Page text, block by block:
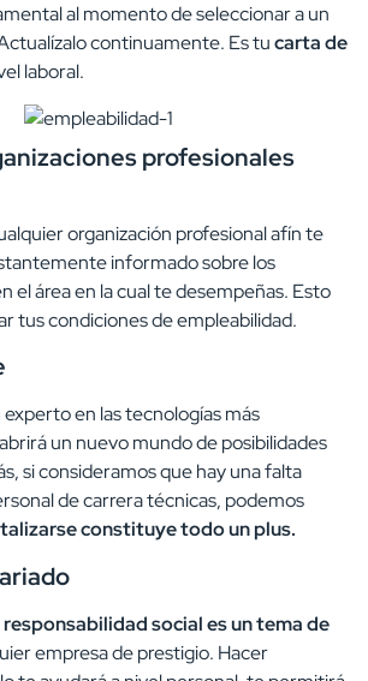
al momento de seleccionar a un
continuamente. Es tucarta de
laboral.
profesionales
organización profesional afín te
informado sobre los
el área en la cual te desempeñas. Esto
tus condiciones de empleabilidad.
en las tecnologías más
un nuevo mundo de posibilidades
si consideramos que hay una falta
de carrera técnicas, podemos
constituye todo un plus.
responsabilidad social es un tema de
empresa de prestigio. Hacer